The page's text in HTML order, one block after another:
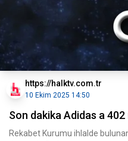
https://halktv.com.tr
10 Ekim 2025 14:50
Son dakika Adidas a
Rekabet Kurumu ihlalde